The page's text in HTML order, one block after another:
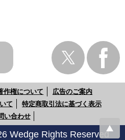
作権について
広告のご案内
て
特定商取引法に基づく表示
い合わせ
Wedge Rights Reserved